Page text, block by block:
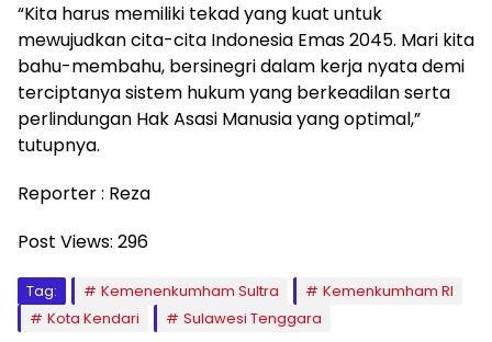
“Kita harus memiliki tekad yang kuat untuk
mewujudkan cita-cita Indonesia Emas 2045. Mari kita
bahu-membahu, bersinegri dalam kerja nyata demi
terciptanya sistem hukum yang berkeadilan serta
perlindungan Hak Asasi Manusia yang optimal,”
tutupnya.
Reporter : Reza
Post Views: 296
Tag: Kemenenkumham Sultra
Kemenkumham RI
Kota Kendari
Sulawesi Tenggara